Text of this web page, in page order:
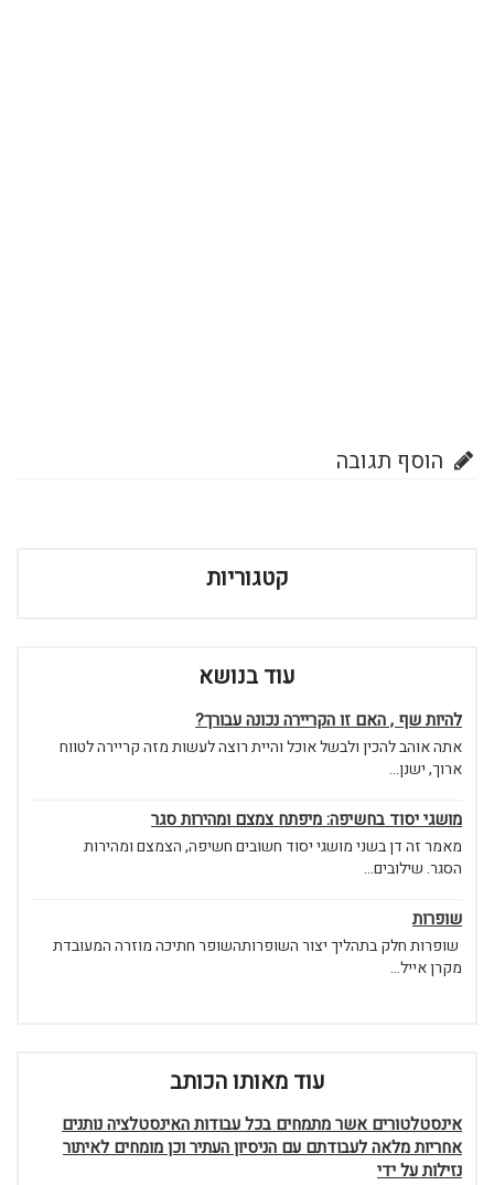
הוסף תגובה
קטגוריות
עוד בנושא
להיות שף , האם זו הקריירה נכונה עבורך?
אתה אוהב להכין ולבשל אוכל והיית רוצה לעשות מזה קריירה לטווח
ארוך, ישנן...
מושגי יסוד בחשיפה: מיפתח צמצם ומהירות סגר
מאמר זה דן בשני מושגי יסוד חשובים חשיפה, הצמצם ומהירות
הסגר. שילובים...
שופרות
שופרות חלק בתהליך יצור השופרותהשופר חתיכה מוזרה המעובדת
מקרן אייל...
עוד מאותו הכותב
אינסטלטורים אשר מתמחים בכל עבודות האינסטלציה נותנים
אחריות מלאה לעבודתם עם הניסיון העתיר וכן מומחים לאיתור
נזילות על ידי